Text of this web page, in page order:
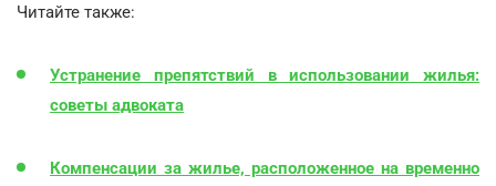
Читайте также:
Устранение препятствий в использовании жилья:
советы адвоката
Компенсации за жилье, расположенное на временно